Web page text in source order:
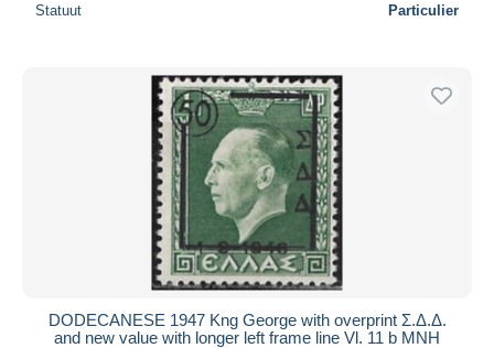
Statuut Particulier
DODECANESE 1947 Kng George with overprint Σ.Δ.Δ.
and new value with longer left frame line Vl. 11 b MNH